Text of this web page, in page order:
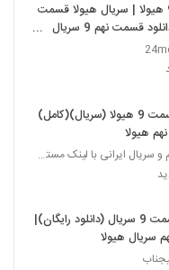
قسمت 9 هیولا | سریال هیولا قسمت
9 نهم | دانلود قسمت نهم 9 سریال
مدیری
دانلود قسمت 9 هیولا (سریال)(کامل)
هیولا
دانلود فیلم و سریال ایرانی با لینک مستقیم
هیولا قسمت 9 سریال (دانلود رایگان)|
سریال هیولا